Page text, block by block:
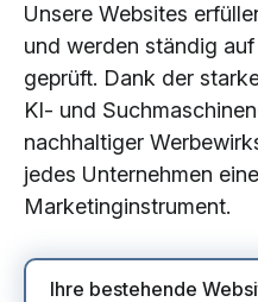
Unsere Websites
und werden ständig
geprüft. Dank der
KI- und
nachhaltiger
jedes Unternehmen
Marketinginstrument.
Ihre bestehende